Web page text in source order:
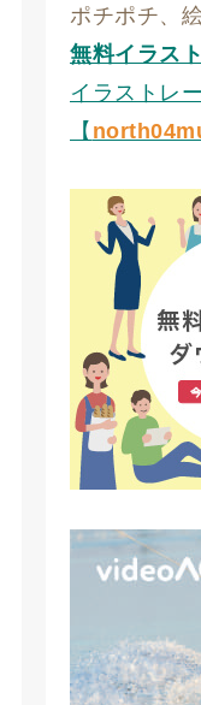
ポチポチ、
無料イラス
イラストレ
【